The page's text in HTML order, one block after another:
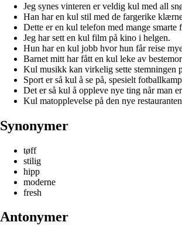
Jeg synes vinteren er veldig kul med all
Han har en kul stil med de fargerike
Dette er en kul telefon med mange smarte
Jeg har sett en kul film på kino i helgen.
Hun har en kul jobb hvor hun får reise
Barnet mitt har fått en kul leke av
Kul musikk kan virkelig sette stemningen
Sport er så kul å se på, spesielt
Det er så kul å oppleve nye ting når man
Kul matopplevelse på den nye
Synonymer
tøff
stilig
hipp
moderne
fresh
Antonymer